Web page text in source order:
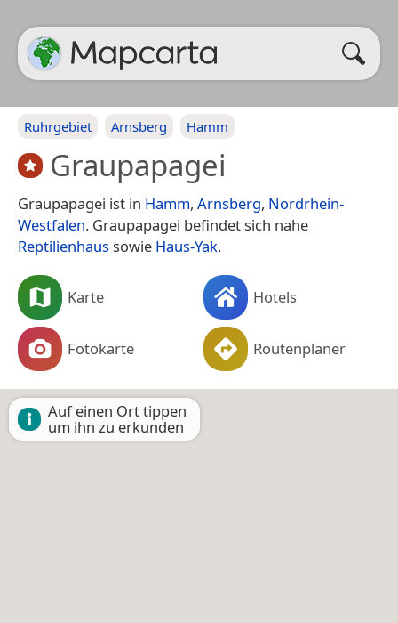
Ruhrgebiet Arnsberg Hamm
Graupapagei
Graupapagei ist in Hamm, Arnsberg, Nordrhein-
Westfalen. Graupapagei befindet sich nahe
Reptilienhaussowie Haus-Yak.
Karte Hotels
Fotokarte Routenplaner
Auf einen Ort tippen
um ihn zu erkunden